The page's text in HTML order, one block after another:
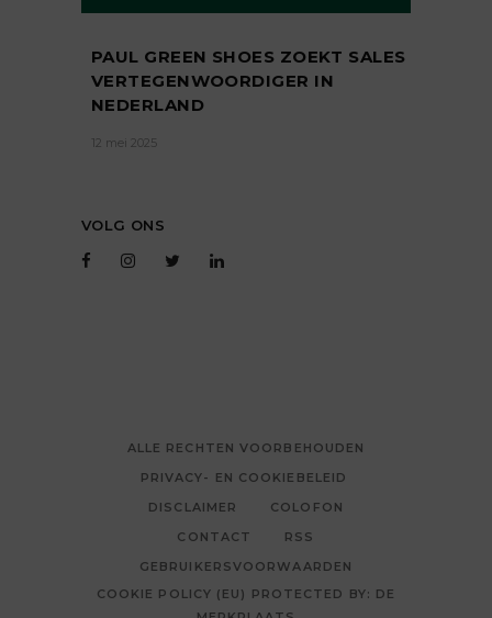
PAUL GREEN SHOES ZOEKT SALES
VERTEGENWOORDIGER IN
NEDERLAND
12 mei 2025
VOLG ONS
ALLE RECHTEN VOORBEHOUDEN
PRIVACY- EN COOKIEBELEID
DISCLAIMER
COLOFON
CONTACT
RSS
GEBRUIKERSVOORWAARDEN
COOKIE POLICY (EU) PROTECTED BY: DE